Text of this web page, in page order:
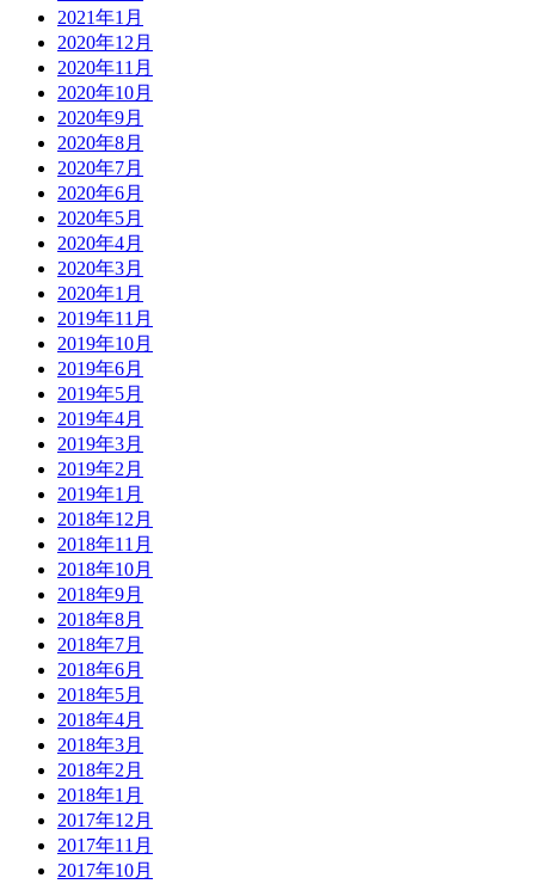
2021年1月
2020年12月
2020年11月
2020年10月
2020年9月
2020年8月
2020年7月
2020年6月
2020年5月
2020年4月
2020年3月
2020年1月
2019年11月
2019年10月
2019年6月
2019年5月
2019年4月
2019年3月
2019年2月
2019年1月
2018年12月
2018年11月
2018年10月
2018年9月
2018年8月
2018年7月
2018年6月
2018年5月
2018年4月
2018年3月
2018年2月
2018年1月
2017年12月
2017年11月
2017年10月